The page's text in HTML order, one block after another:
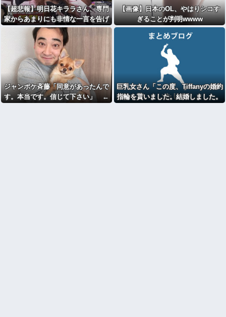
【超悲報】明日花キララさん、専門
家からあまりにも非情な一言を告げ
られる
【画像】日本のOL、やはりシコす
ぎることが判明wwww
ジャンポケ斉藤「同意があったんで
す。本当です。信じて下さい」 ←
巨乳女さん「この度、Tiffanyの婚約
指輪を貰いました。結婚しました。